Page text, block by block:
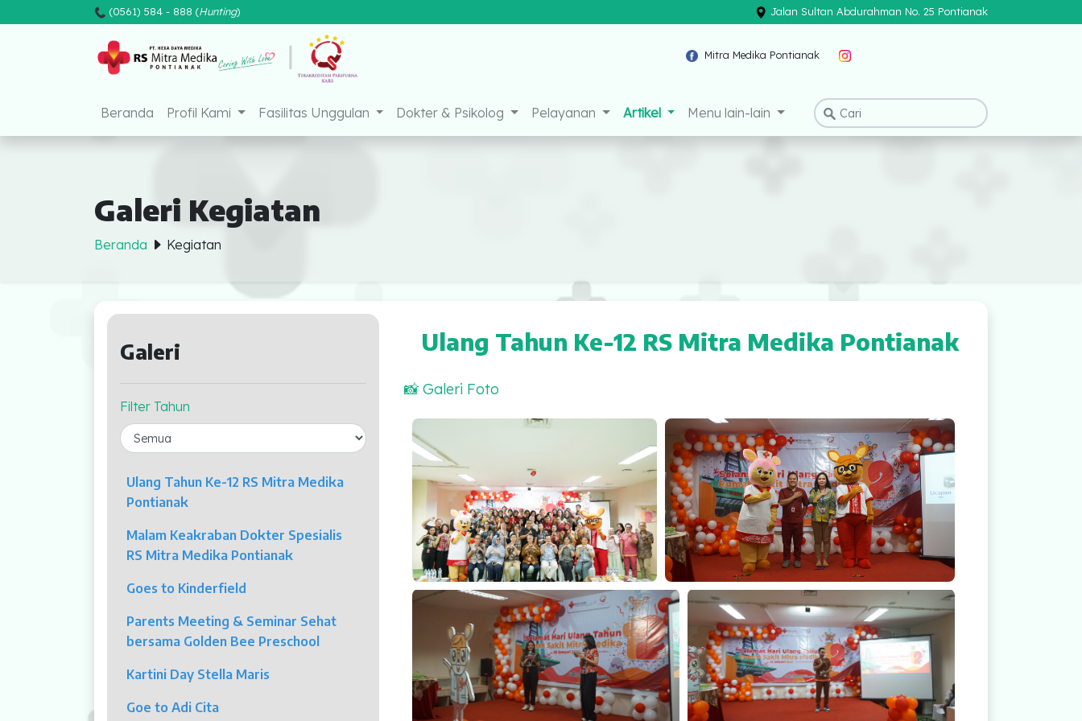
(0561) 584 - 888 (Hunting) Jalan Sultan Abdurahman No. 25 Pontianak
Mitra Medika Pontianak mitramedikapontianak
Beranda Profil Kami Fasilitas Unggulan Dokter & Psikolog Pelayanan Artikel Menu lain-lain
Profil Kami
Profil Kami
Fasilitas Unggulan
Endoskopi
Laparaskopi
Multi Slice CT-Scan 128 Slices
Dialisis
Mamografi
Galeri Kegiatan
Beranda Kegiatan
Galeri
Filter Tahun
Ulang Tahun Ke-12 RS Mitra Medika
Pontianak
Malam Keakraban Dokter Spesialis
RS Mitra Medika Pontianak
Goes to Kinderfield
Parents Meeting & Seminar Sehat
bersama Golden Bee Preschool
Kartini Day Stella Maris
Goe to Adi Cita
Ulang Tahun Ke-12 RS Mitra Medika Pontianak
📸 Galeri Foto
Launching Maskot Resmi RS Mitra Medika, Phill &
Lily
Launching Salam Mitra Medika